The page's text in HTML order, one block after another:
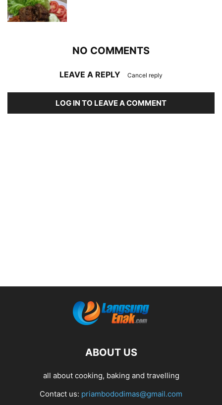
NO COMMENTS
LEAVE A REPLY Cancel reply
LOG IN TO LEAVE A COMMENT
ABOUT US
all about cooking, baking and travelling
Contact us: priambododimas@gmail.com